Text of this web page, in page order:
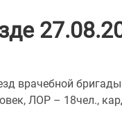
врачебной
ЛОР – 18чел.,